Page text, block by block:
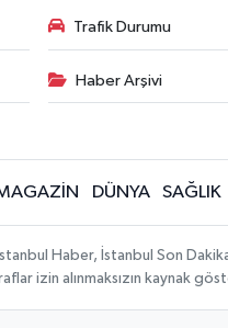
Trafik Durumu
Haber Arşivi
DÜNYA SAĞLIK
Haber, İstanbul Son
izin alınmaksızın kaynak